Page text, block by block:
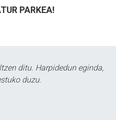
PARKEA!
ditu. Harpidedun eginda,
duzu.